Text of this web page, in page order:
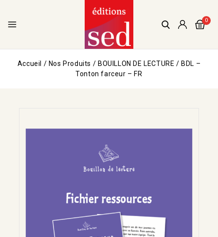
0
Accueil / Nos Produits / BOUILLON DE LECTURE / BDL –
Tonton farceur – FR